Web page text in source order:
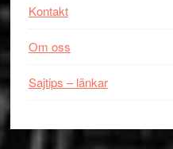
Kontakt
Om oss
Sajtips – länkar